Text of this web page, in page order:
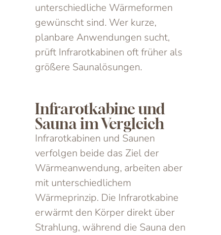
unterschiedliche Wärmeformen
gewünscht sind. Wer kurze,
planbare Anwendungen sucht,
prüft Infrarotkabinen oft früher als
größere Saunalösungen.
Infrarotkabine und
Sauna im Vergleich
Infrarotkabinen und Saunen
verfolgen beide das Ziel der
Wärmeanwendung, arbeiten aber
mit unterschiedlichem
Wärmeprinzip. Die Infrarotkabine
erwärmt den Körper direkt über
Strahlung, während die Sauna den